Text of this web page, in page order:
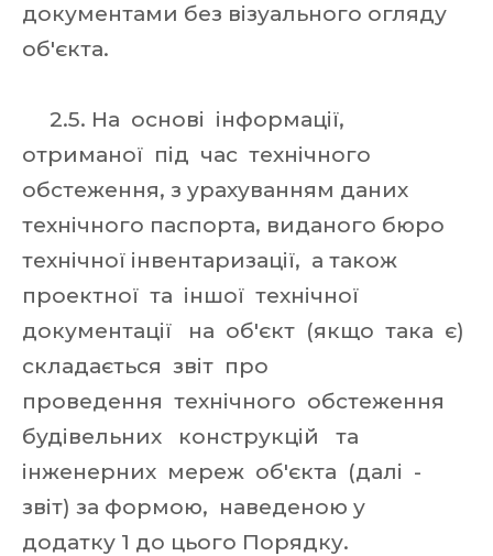
документами без візуального огляду
об'єкта.
2.5. На основі інформації,
отриманої під час технічного
обстеження, з урахуванням даних
технічного паспорта, виданого бюро
технічної інвентаризації, а також
проектної та іншої технічної
документації на об'єкт (якщо така є)
складається звіт про
проведення технічного обстеження
будівельних конструкцій та
інженерних мереж об'єкта (далі -
звіт) за формою, наведеною у
додатку 1 до цього Порядку.